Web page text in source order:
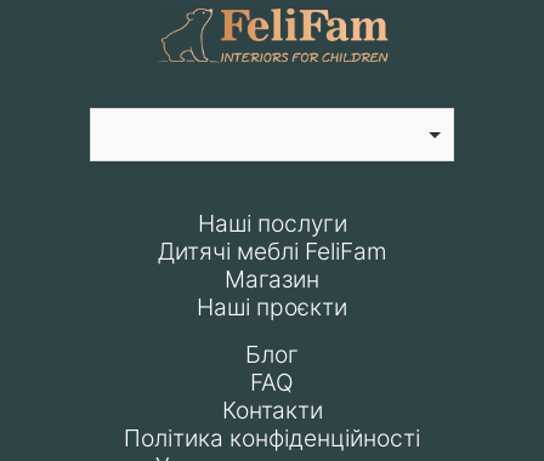
Наші послуги
Дитячі меблі FeliFam
Магазин
Наші проєкти
Блог
FAQ
Контакти
Політика конфіденційності